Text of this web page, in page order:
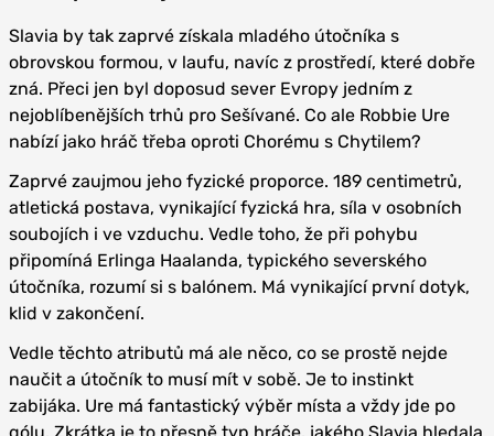
Slavia by tak zaprvé získala mladého útočníka s
obrovskou formou, v laufu, navíc z prostředí, které dobře
zná. Přeci jen byl doposud sever Evropy jedním z
nejoblíbenějších trhů pro Sešívané. Co ale Robbie Ure
nabízí jako hráč třeba oproti Chorému s Chytilem?
Zaprvé zaujmou jeho fyzické proporce. 189 centimetrů,
atletická postava, vynikající fyzická hra, síla v osobních
soubojích i ve vzduchu. Vedle toho, že při pohybu
připomíná Erlinga Haalanda, typického severského
útočníka, rozumí si s balónem. Má vynikající první dotyk,
klid v zakončení.
Vedle těchto atributů má ale něco, co se prostě nejde
naučit a útočník to musí mít v sobě. Je to instinkt
zabijáka. Ure má fantastický výběr místa a vždy jde po